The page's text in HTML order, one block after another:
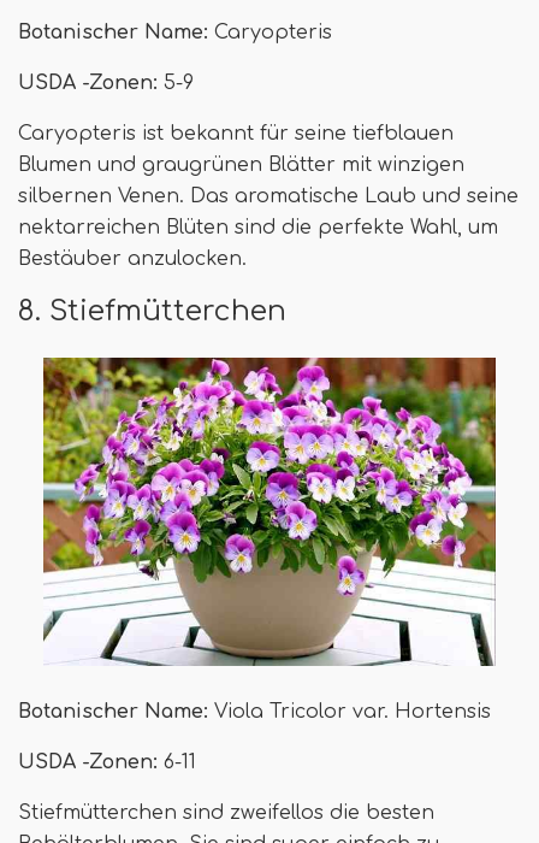
Botanischer Name: Caryopteris
USDA -Zonen: 5-9
Caryopteris ist bekannt für seine tiefblauen
Blumen und graugrünen Blätter mit winzigen
silbernen Venen. Das aromatische Laub und seine
nektarreichen Blüten sind die perfekte Wahl, um
Bestäuber anzulocken.
8. Stiefmütterchen
Botanischer Name: Viola Tricolor var. Hortensis
USDA -Zonen: 6-11
Stiefmütterchen sind zweifellos die besten